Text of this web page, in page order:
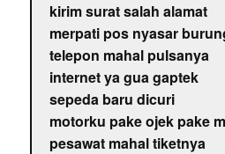
kirim surat salah alamat
merpati pos nyasar
telepon mahal pulsanya
internet ya gua gaptek
sepeda baru dicuri
motorku pake ojek pake
pesawat mahal tiketnya